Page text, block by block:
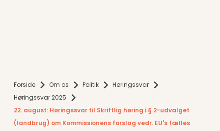
Forside Om os Politik
Høringssvar
Høringssvar 2025
22. august: Høringssvar til Skriftlig høring i § 2-udvalget
(landbrug) om Kommissionens forslag vedr. EU's fælles